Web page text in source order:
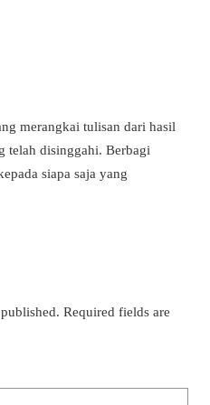
merangkai tulisan dari hasil
telah disinggahi. Berbagi
siapa saja yang
Required fields are